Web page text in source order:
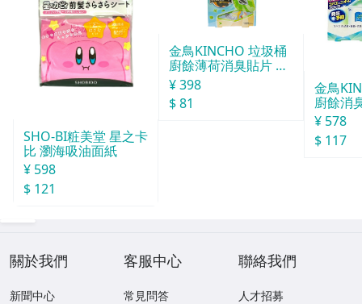
SHO-BI粧美堂 星之卡
比 瀏海吸油面紙
¥ 598
$ 121
金鳥KINCHO 垃圾桶
廚餘薄荷消臭貼片 約
30天分
¥ 398
$ 81
金鳥
廚餘消
分
¥ 578
$ 117
關於我們
新聞中心
客服中心
常見問答
聯絡我們
人才招募